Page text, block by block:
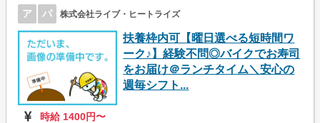
ア パ 株式会社ライブ・ヒートライズ
扶養枠内可【曜日選べる短時間ワ
ーク♪】経験不問◎バイクでお寿司
をお届け＠ランチタイム＼安心の
週毎シフト...
時給 1400円〜